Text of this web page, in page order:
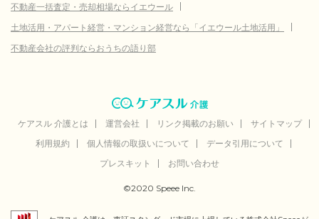
不動産一括査定・売却相場ならイエウール
土地活用・アパート経営・マンション経営なら「イエウール土地活用」
不動産会社の評判ならおうちの語り部
ケアスル 介護とは 運営会社 リンク掲載のお願い
サイトマップ
利用規約
個人情報の取扱いについて
データ引用について
プレスキット
お問い合わせ
©2020 Speee Inc.